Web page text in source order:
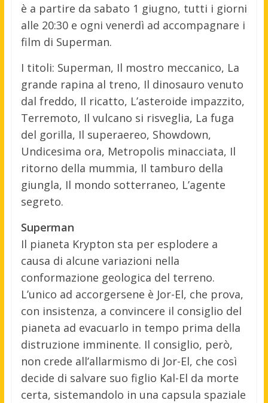
è a partire da sabato 1 giugno, tutti i giorni
alle 20:30 e ogni venerdì ad accompagnare i
film di Superman.
I titoli: Superman, Il mostro meccanico, La
grande rapina al treno, Il dinosauro venuto
dal freddo, Il ricatto, L’asteroide impazzito,
Terremoto, Il vulcano si risveglia, La fuga
del gorilla, Il superaereo, Showdown,
Undicesima ora, Metropolis minacciata, Il
ritorno della mummia, Il tamburo della
giungla, Il mondo sotterraneo, L’agente
segreto.
Superman
Il pianeta Krypton sta per esplodere a
causa di alcune variazioni nella
conformazione geologica del terreno.
L’unico ad accorgersene è Jor-El, che prova,
con insistenza, a convincere il consiglio del
pianeta ad evacuarlo in tempo prima della
distruzione imminente. Il consiglio, però,
non crede all’allarmismo di Jor-El, che così
decide di salvare suo figlio Kal-El da morte
certa, sistemandolo in una capsula spaziale